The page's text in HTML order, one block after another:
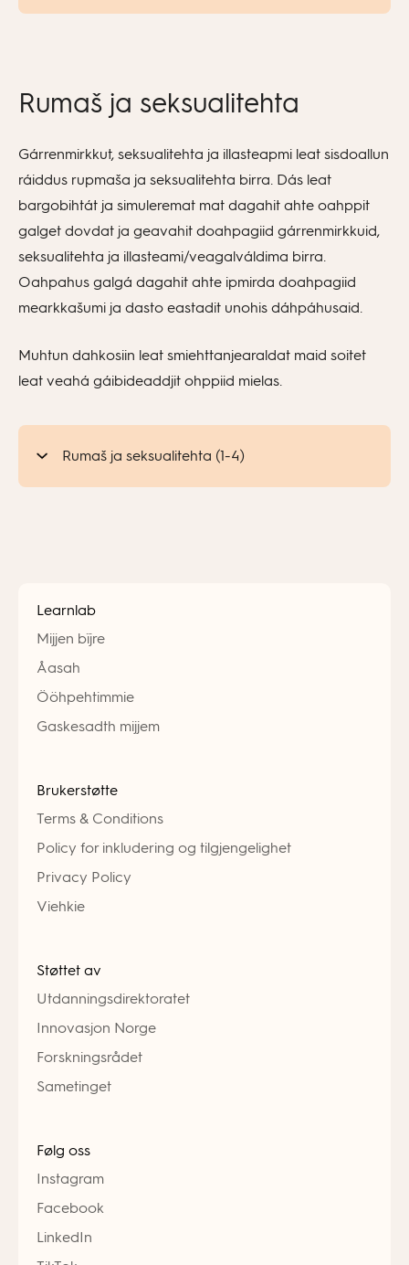
Rumaš ja seksualitehta
Gárrenmirkkut, seksualitehta ja illasteapmi leat sisdoallun
ráiddus rupmaša ja seksualitehta birra. Dás leat
bargobihtát ja simuleremat mat dagahit ahte oahppit
galget dovdat ja geavahit doahpagiid gárrenmirkkuid,
seksualitehta ja illasteami/veagalváldima birra.
Oahpahus galgá dagahit ahte ipmirda doahpagiid
mearkkašumi ja dasto eastadit unohis dáhpáhusaid.
Muhtun dahkosiin leat smiehttanjearaldat maid soitet
leat veahá gáibideaddjit ohppiid mielas.
Rumaš ja seksualitehta (1-4)
Learnlab
Mijjen bïjre
Åasah
Ööhpehtimmie
Gaskesadth mijjem
Brukerstøtte
Terms & Conditions
Policy for inkludering og tilgjengelighet
Privacy Policy
Viehkie
Støttet av
Utdanningsdirektoratet
Innovasjon Norge
Forskningsrådet
Sametinget
Følg oss
Instagram
Facebook
LinkedIn